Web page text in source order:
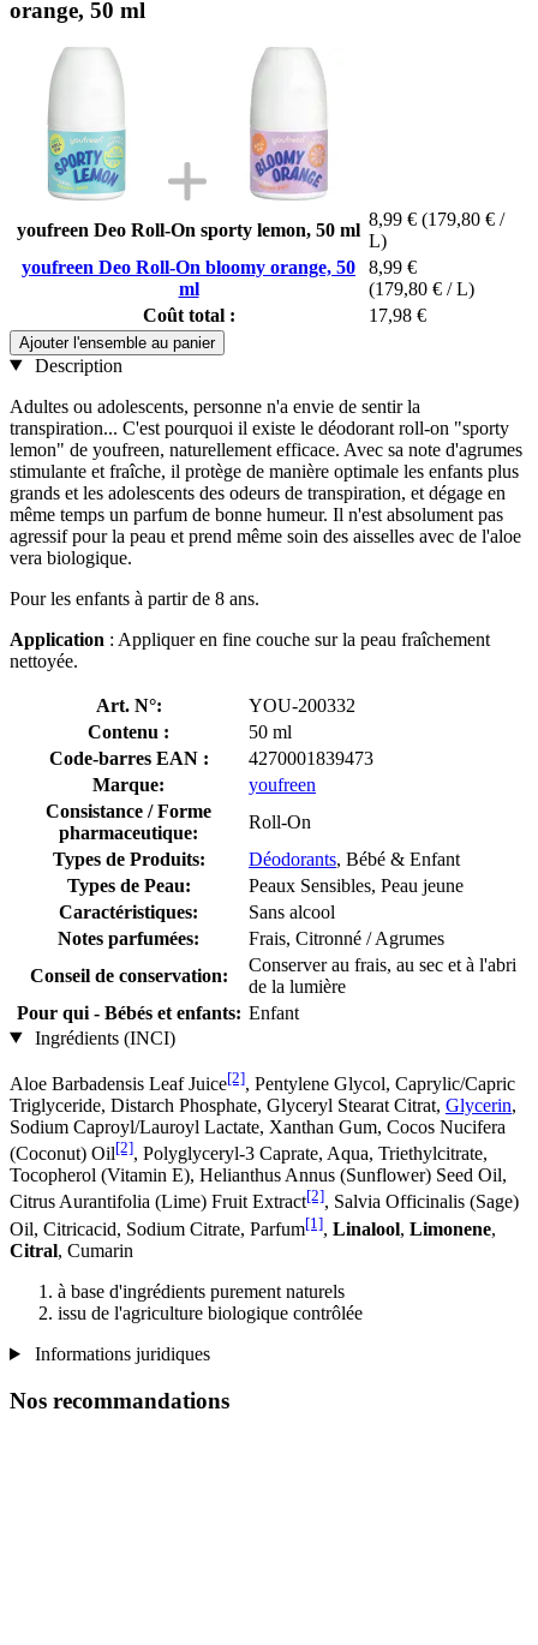
orange, 50 ml
youfreen Deo Roll-On sporty lemon, 50 ml
8,99 € (179,80 € /
L)
youfreen Deo Roll-On bloomy orange, 50
ml
8,99 €
(179,80 € / L)
Coût total :
17,98 €
Ajouter l'ensemble au panier
Description
Adultes ou adolescents, personne n'a envie de sentir la
transpiration... C'est pourquoi il existe le déodorant roll-on "sporty
lemon" de youfreen, naturellement efficace. Avec sa note d'agrumes
stimulante et fraîche, il protège de manière optimale les enfants plus
grands et les adolescents des odeurs de transpiration, et dégage en
même temps un parfum de bonne humeur. Il n'est absolument pas
agressif pour la peau et prend même soin des aisselles avec de l'aloe
vera biologique.
Pour les enfants à partir de 8 ans.
Application : Appliquer en fine couche sur la peau fraîchement
nettoyée.
Art. N°:
YOU-200332
Contenu :
50 ml
Code-barres EAN :
4270001839473
Marque:
youfreen
Consistance / Forme
pharmaceutique:
Roll-On
Types de Produits:
Déodorants, Bébé & Enfant
Types de Peau:
Peaux Sensibles, Peau jeune
Caractéristiques:
Sans alcool
Notes parfumées:
Frais, Citronné / Agrumes
Conseil de conservation:
Conserver au frais, au sec et à l'abri
de la lumière
Pour qui - Bébés et enfants: Enfant
Ingrédients (INCI)
Aloe Barbadensis Leaf Juice[2], Pentylene Glycol, Caprylic/Capric
Triglyceride, Distarch Phosphate, Glyceryl Stearat Citrat, Glycerin,
Sodium Caproyl/Lauroyl Lactate, Xanthan Gum, Cocos Nucifera
(Coconut) Oil[2], Polyglyceryl-3 Caprate, Aqua, Triethylcitrate,
Tocopherol (Vitamin E), Helianthus Annus (Sunflower) Seed Oil,
Citrus Aurantifolia (Lime) Fruit Extract[2], Salvia Officinalis (Sage)
Oil, Citricacid, Sodium Citrate, Parfum[1], Linalool, Limonene,
Citral, Cumarin
à base d'ingrédients purement naturels
issu de l'agriculture biologique contrôlée
Informations juridiques
Nos recommandations